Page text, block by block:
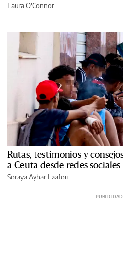
Laura O'Connor
Rutas, testimonios y
a Ceuta desde redes sociales
Soraya Aybar Laafou